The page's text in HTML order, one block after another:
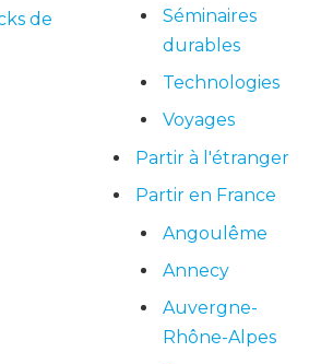
de
Séminaires
durables
Technologies
Voyages
Partir à l'étranger
Partir en France
Angoulême
Annecy
Auvergne-
Rhône-Alpes